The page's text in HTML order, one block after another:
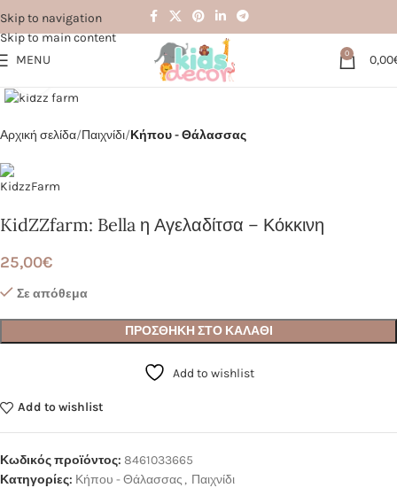
Skip to navigation
Skip to main content
MENU
0 0,00
Αρχική σελίδα Παιχνίδι Κήπου - Θάλασσας
KidZZfarm: Bella η Αγελαδίτσα – Κόκκινη
25,00€
Σε απόθεμα
ΠΡΟΣΘΉΚΗ ΣΤΟ ΚΑΛΆΘΙ
Add to wishlist
Add to wishlist
Κωδικός προϊόντος: 8461033665
Κατηγορίες: Κήπου - Θάλασσας , Παιχνίδι